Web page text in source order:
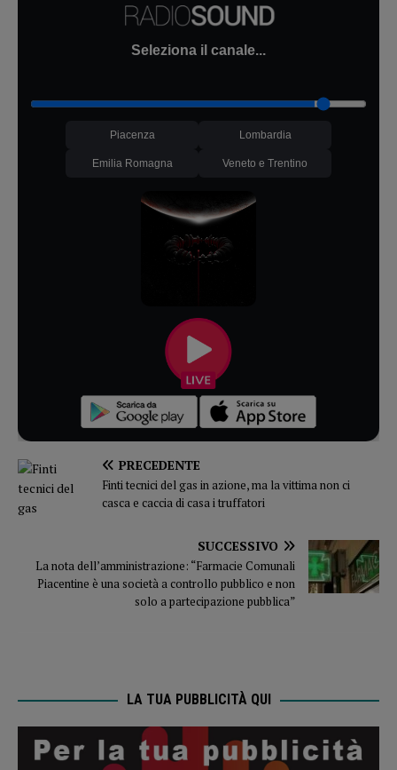
Seleziona il canale...
Piacenza Lombardia
Emilia Romagna Veneto e Trentino
PRECEDENTE
Finti tecnici del gas in azione, ma la vittima non ci
casca e caccia di casa i truffatori
SUCCESSIVO
La nota dell’amministrazione: “Farmacie Comunali
Piacentine è una società a controllo pubblico e non
solo a partecipazione pubblica”
LA TUA PUBBLICITÀ QUI